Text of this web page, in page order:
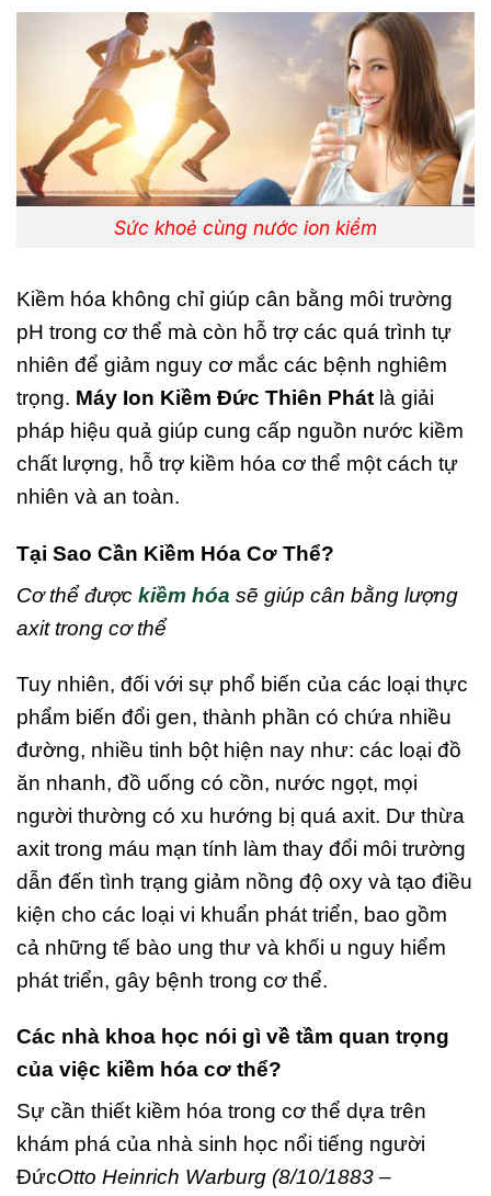
Sức khoẻ cùng nước ion kiềm
Kiềm hóa không chỉ giúp cân bằng môi trường
pH trong cơ thể mà còn hỗ trợ các quá trình tự
nhiên để giảm nguy cơ mắc các bệnh nghiêm
trọng. Máy Ion Kiềm Đức Thiên Phát là giải
pháp hiệu quả giúp cung cấp nguồn nước kiềm
chất lượng, hỗ trợ kiềm hóa cơ thể một cách tự
nhiên và an toàn.
Tại Sao Cần Kiềm Hóa Cơ Thể?
Cơ thể được kiềm hóa sẽ giúp cân bằng lượng
axit trong cơ thể
Tuy nhiên, đối với sự phổ biến của các loại thực
phẩm biến đổi gen, thành phần có chứa nhiều
đường, nhiều tinh bột hiện nay như: các loại đồ
ăn nhanh, đồ uống có cồn, nước ngọt, mọi
người thường có xu hướng bị quá axit. Dư thừa
axit trong máu mạn tính làm thay đổi môi trường
dẫn đến tình trạng giảm nồng độ oxy và tạo điều
kiện cho các loại vi khuẩn phát triển, bao gồm
cả những tế bào ung thư và khối u nguy hiểm
phát triển, gây bệnh trong cơ thể.
Các nhà khoa học nói gì về tầm quan trọng
của việc kiềm hóa cơ thể?
Sự cần thiết kiềm hóa trong cơ thể dựa trên
khám phá của nhà sinh học nổi tiếng người
ĐứcOtto Heinrich Warburg (8/10/1883 –